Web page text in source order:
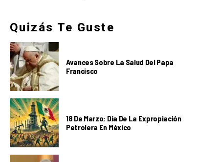
Quizás Te Guste
Avances Sobre La Salud Del Papa
Francisco
18 De Marzo: Día De La Expropiación
Petrolera En México